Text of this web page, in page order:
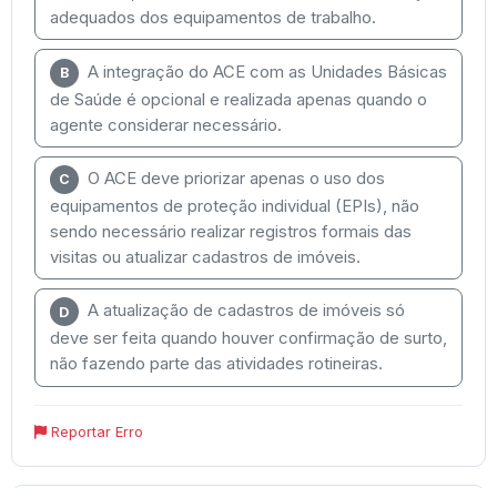
adequados dos equipamentos de trabalho.
B
A integração do ACE com as Unidades Básicas
de Saúde é opcional e realizada apenas quando o
agente considerar necessário.
C
O ACE deve priorizar apenas o uso dos
equipamentos de proteção individual (EPIs), não
sendo necessário realizar registros formais das
visitas ou atualizar cadastros de imóveis.
D
A atualização de cadastros de imóveis só
deve ser feita quando houver confirmação de surto,
não fazendo parte das atividades rotineiras.
Reportar Erro